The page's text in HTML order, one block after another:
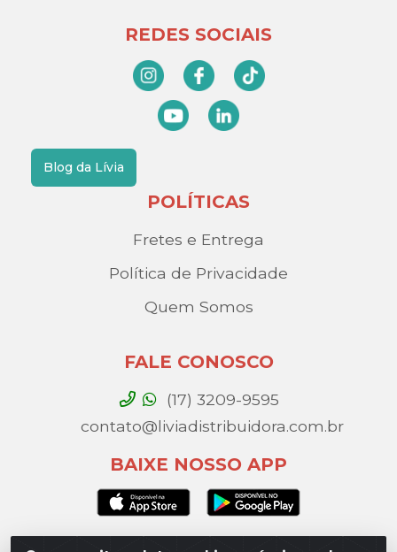
REDES SOCIAIS
Blog da Lívia
POLÍTICAS
Fretes e Entrega
Política de Privacidade
Quem Somos
FALE CONOSCO
(17) 3209-9595
contato@liviadistribuidora.com.br
BAIXE NOSSO APP